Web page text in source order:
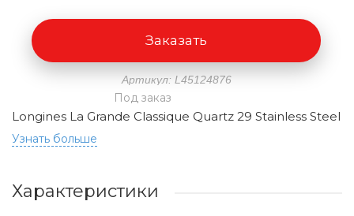
Артикул: L45124876
Под заказ
Longines La Grande Classique Quartz 29 Stainless Steel
Узнать больше
Заказать
Характеристики